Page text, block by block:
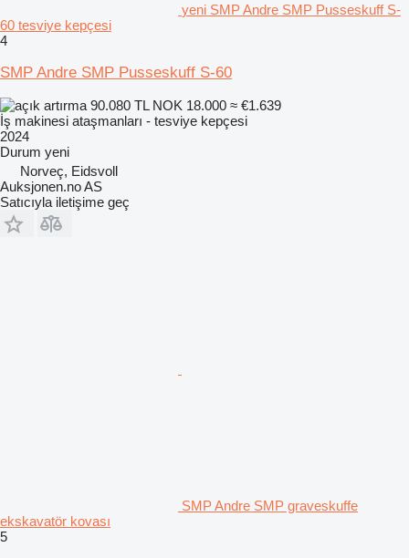
yeni SMP Andre SMP Pusseskuff S-
60 tesviye kepçesi
4
SMP Andre SMP Pusseskuff S-60
90.080 TL NOK 18.000 ≈ €1.639
İş makinesi ataşmanları - tesviye kepçesi
2024
Durum yeni
Norveç, Eidsvoll
Auksjonen.no AS
Satıcıyla iletişime geç
SMP Andre SMP graveskuffe
ekskavatör kovası
5